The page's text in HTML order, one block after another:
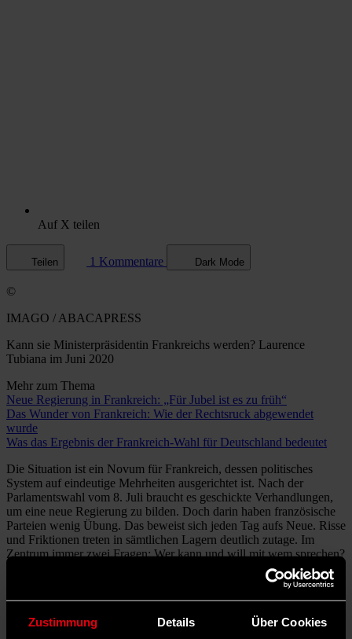
Zustimmung Details Über Cookies
Auf X teilen
Teilen 1 Kommentare Dark Mode
©
IMAGO / ABACAPRESS
Kann sie Ministerpräsidentin Frankreichs werden? Laurence
Tubiana im Juni 2020
Mehr zum Thema
Neue Regierung in Frankreich: „Für Jubel ist es zu früh“
Das Wunder von Frankreich: Wie der Rechtsruck abgewendet
wurde
Was das Ergebnis der Frankreich-Wahl für Deutschland bedeutet
Die Situation ist ein Novum für Frankreich, dessen politisches
System auf eindeutige Mehrheiten ausgerichtet ist. Nach der
Parlamentswahl vom 8. Juli braucht es geschickte Verhandlungen,
um eine neue Regierung zu bilden. Doch darin haben französische
Parteien wenig Übung. Das beweist sich jeden Tag aufs Neue. Risse
und Friktionen treten in sämtlichen Lagern deutlich zutage. Im
Zentrum immer zwei Fragen: Wer kann und will mit wem sprechen?
Und wer sichert sich die entscheidenden Machtpositionen?
Ausgemacht ist noch gar nichts, auch nicht hinter verschlossenen
Das Linksbündnis NFP zerstreitet sich